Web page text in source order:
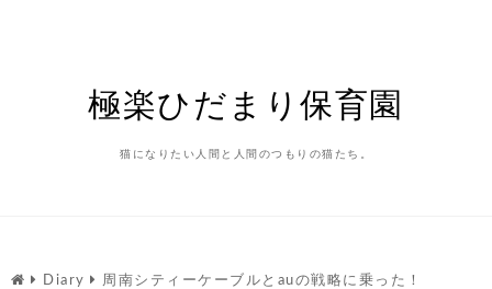
極楽ひだまり保育園
猫になりたい人間と人間のつもりの猫たち。
Diary 周南シティーケーブルとauの戦略に乗った！